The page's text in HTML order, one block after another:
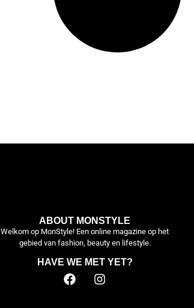
ABOUT MONSTYLE
Welkom op MonStyle! Een online magazine op het
gebied van fashion, beauty en lifestyle.
HAVE WE MET YET?